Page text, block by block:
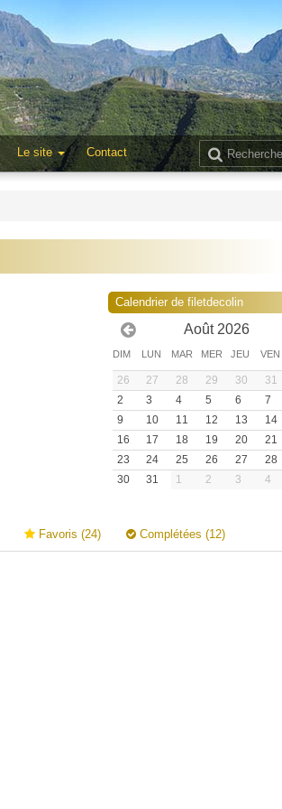
Le site Contact
Calendrier de filetdecolin
Août 2026
DIM LUN MAR MER JEU VEN
26 27 28 29 30 31
2
3 4 5 6 7
9
10 11 12 13 14
16
17 18 19 20 21
23
24 25 26 27 28
30
31 1 2 3 4
Favoris (24) Complétées (12)